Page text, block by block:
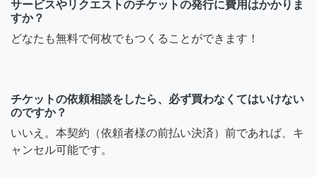
サービスやリクエストのチケットの発行に費用はかかりま
すか？
どなたも無料で何枚でもつくることができます！
チケットの依頼相談をしたら、必ず買わなくてはいけない
のですか？
いいえ。本契約（依頼者様の前払い決済）前であれば、キ
ャンセル可能です。